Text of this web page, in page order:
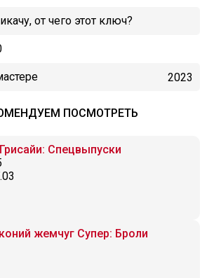
от чего этот ключ?
2023
ПОСМОТРЕТЬ
Спецвыпуски
жемчуг Супер: Броли